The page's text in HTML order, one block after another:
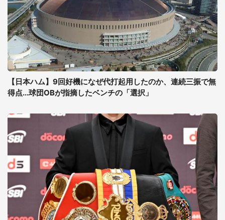
【日本ハム】9回好機になぜ代打起用したのか、連続三振で無
得点...球団OBが指摘したベンチの「選択」